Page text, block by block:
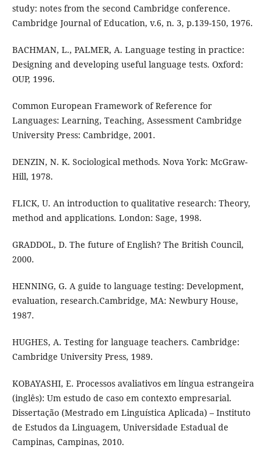
study: notes from the second Cambridge conference.
Cambridge Journal of Education, v.6, n. 3, p.139-150, 1976.
BACHMAN, L., PALMER, A. Language testing in practice:
Designing and developing useful language tests. Oxford:
OUP, 1996.
Common European Framework of Reference for
Languages: Learning, Teaching, Assessment Cambridge
University Press: Cambridge, 2001.
DENZIN, N. K. Sociological methods. Nova York: McGraw-
Hill, 1978.
FLICK, U. An introduction to qualitative research: Theory,
method and applications. London: Sage, 1998.
GRADDOL, D. The future of English? The British Council,
2000.
HENNING, G. A guide to language testing: Development,
evaluation, research.Cambridge, MA: Newbury House,
1987.
HUGHES, A. Testing for language teachers. Cambridge:
Cambridge University Press, 1989.
KOBAYASHI, E. Processos avaliativos em língua estrangeira
(inglês): Um estudo de caso em contexto empresarial.
Dissertação (Mestrado em Linguística Aplicada) – Instituto
de Estudos da Linguagem, Universidade Estadual de
Campinas, Campinas, 2010.